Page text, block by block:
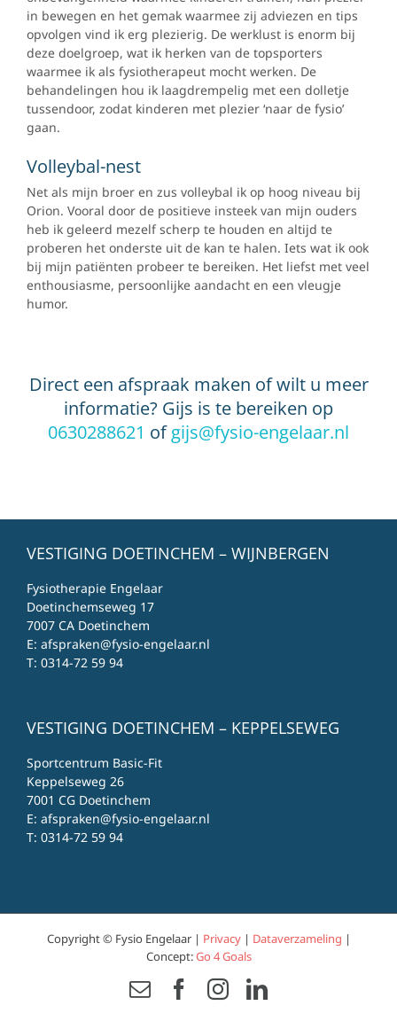
in bewegen en het gemak waarmee zij adviezen en tips
opvolgen vind ik erg plezierig. De werklust is enorm bij
deze doelgroep, wat ik herken van de topsporters
waarmee ik als fysiotherapeut mocht werken. De
behandelingen hou ik laagdrempelig met een dolletje
tussendoor, zodat kinderen met plezier ‘naar de fysio’
gaan.
Volleybal-nest
Net als mijn broer en zus volleybal ik op hoog niveau bij
Orion. Vooral door de positieve insteek van mijn ouders
heb ik geleerd mezelf scherp te houden en altijd te
proberen het onderste uit de kan te halen. Iets wat ik ook
bij mijn patiënten probeer te bereiken. Het liefst met veel
enthousiasme, persoonlijke aandacht en een vleugje
humor.
Direct een afspraak maken of wilt u meer
informatie? Gijs is te bereiken op
0630288621 ofgijs@fysio-engelaar.nl
VESTIGING DOETINCHEM – WIJNBERGEN
Fysiotherapie Engelaar
Doetinchemseweg 17
7007 CA Doetinchem
E: afspraken@fysio-engelaar.nl
T: 0314-72 59 94
VESTIGING DOETINCHEM – KEPPELSEWEG
Sportcentrum Basic-Fit
Keppelseweg 26
7001 CG Doetinchem
E: afspraken@fysio-engelaar.nl
T: 0314-72 59 94
Copyright © Fysio Engelaar | Privacy| Dataverzameling |
Concept:Go 4 Goals
Email Facebook
Instagram
LinkedIn